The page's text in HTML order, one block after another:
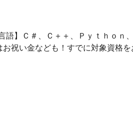
】Ｃ＃、Ｃ＋＋、Ｐｙｔｈｏｎ
祝い金なども！すでに対象資格